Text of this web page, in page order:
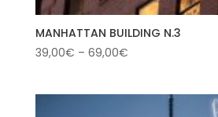
MANHATTAN BUILDING N.3
39,00€ – 69,00€